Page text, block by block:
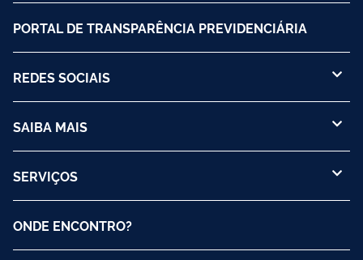
PORTAL DE TRANSPARÊNCIA PREVIDENCIÁRIA
REDES SOCIAIS
SAIBA MAIS
SERVIÇOS
ONDE ENCONTRO?